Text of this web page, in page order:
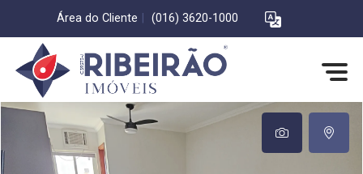
Área do Cliente (016) 3620-1000